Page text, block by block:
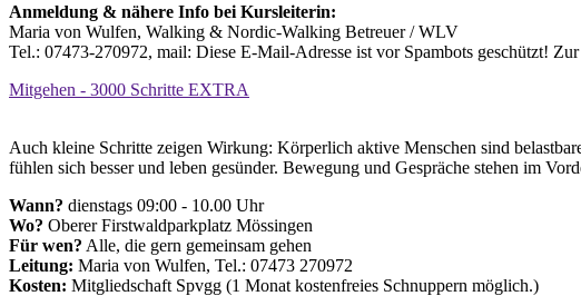
Anmeldung & nähere Info bei Kursleiterin:
Maria von Wulfen, Walking & Nordic-Walking Betreuer / WLV
Tel.: 07473-270972, mail: Diese E-Mail-Adresse ist vor Spambots geschützt!
Mitgehen - 3000 Schritte EXTRA
Auch kleine Schritte zeigen Wirkung: Körperlich aktive Menschen sind
fühlen sich besser und leben gesünder. Bewegung und Gespräche stehen im
Wann? dienstags 09:00 - 10.00 Uhr
Wo? Oberer Firstwaldparkplatz Mössingen
Für wen? Alle, die gern gemeinsam gehen
Leitung: Maria von Wulfen, Tel.: 07473 270972
Kosten: Mitgliedschaft Spvgg (1 Monat kostenfreies Schnuppern möglich.)